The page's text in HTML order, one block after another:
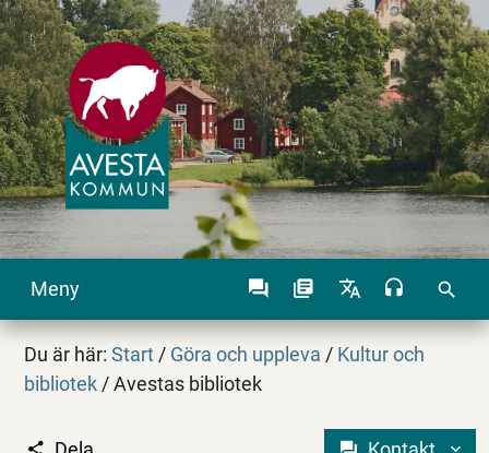
Meny search
Du är här:Start / Göra och uppleva / Kultur och
bibliotek /Avestas bibliotek